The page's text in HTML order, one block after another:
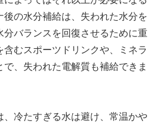
後の水分補給は、失われた水分を
分バランスを回復させるために重
むスポーツドリンクや、ミネラ
、失われた電解質も補給できま
、冷たすぎる水は避け、常温かや